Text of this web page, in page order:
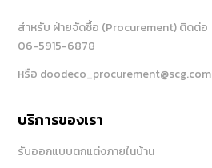
สำหรับ ฝ่ายจัดซื้อ (Procurement) ติดต่อ
06-5915-6878
หรือ doodeco_procurement@scg.com
บริการของเรา
รับออกแบบตกแต่งภายในบ้าน